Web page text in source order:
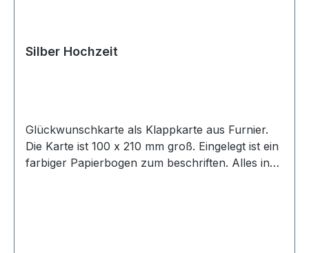
Silber Hochzeit
Glückwunschkarte als Klappkarte aus Furnier.
Die Karte ist 100 x 210 mm groß. Eingelegt ist ein
farbiger Papierbogen zum beschriften. Alles in